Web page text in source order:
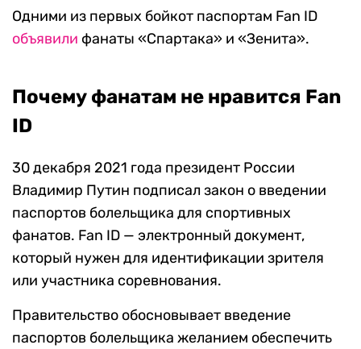
Одними из первых бойкот паспортам Fan ID
объявили фанаты «Спартака» и «Зенита».
Почему фанатам не нравится Fan
ID
30 декабря 2021 года президент России
Владимир Путин подписал закон о введении
паспортов болельщика для спортивных
фанатов. Fan ID — электронный документ,
который нужен для идентификации зрителя
или участника соревнования.
Правительство обосновывает введение
паспортов болельщика желанием обеспечить